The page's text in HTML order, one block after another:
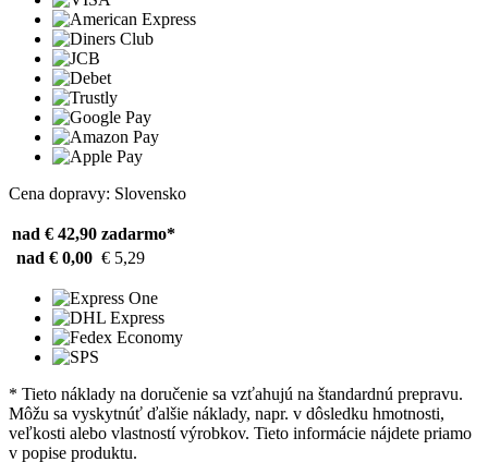
Cena dopravy: Slovensko
nad € 42,90 zadarmo*
nad € 0,00 € 5,29
* Tieto náklady na doručenie sa vzťahujú na štandardnú prepravu.
Môžu sa vyskytnúť ďalšie náklady, napr. v dôsledku hmotnosti,
veľkosti alebo vlastností výrobkov. Tieto informácie nájdete priamo
v popise produktu.